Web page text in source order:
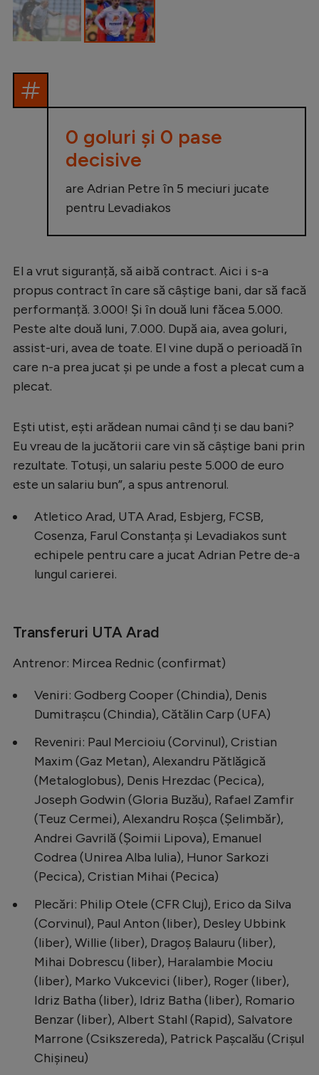
0 goluri și 0 pase
decisive
are Adrian Petre în 5 meciuri jucate
pentru Levadiakos
El a vrut siguranță, să aibă contract. Aici i s-a
propus contract în care să câștige bani, dar să facă
performanță. 3.000! Și în două luni făcea 5.000.
Peste alte două luni, 7.000. După aia, avea goluri,
assist-uri, avea de toate. El vine după o perioadă în
care n-a prea jucat și pe unde a fost a plecat cum a
plecat.
Ești utist, ești arădean numai când ți se dau bani?
Eu vreau de la jucătorii care vin să câștige bani prin
rezultate. Totuși, un salariu peste 5.000 de euro
este un salariu bun”, a spus antrenorul.
Atletico Arad, UTA Arad, Esbjerg, FCSB,
Cosenza, Farul Constanța și Levadiakos sunt
echipele pentru care a jucat Adrian Petre de-a
lungul carierei.
Transferuri UTA Arad
Antrenor: Mircea Rednic (confirmat)
Veniri: Godberg Cooper (Chindia), Denis
Dumitrașcu (Chindia), Cătălin Carp (UFA)
Reveniri: Paul Mercioiu (Corvinul), Cristian
Maxim (Gaz Metan), Alexandru Pătlăgică
(Metaloglobus), Denis Hrezdac (Pecica),
Joseph Godwin (Gloria Buzău), Rafael Zamfir
(Teuz Cermei), Alexandru Roșca (Șelimbăr),
Andrei Gavrilă (Șoimii Lipova), Emanuel
Codrea (Unirea Alba Iulia), Hunor Sarkozi
(Pecica), Cristian Mihai (Pecica)
Plecări: Philip Otele (CFR Cluj), Erico da Silva
(Corvinul), Paul Anton (liber), Desley Ubbink
(liber), Willie (liber), Dragoș Balauru (liber),
Mihai Dobrescu (liber), Haralambie Mociu
(liber), Marko Vukcevici (liber), Roger (liber),
Idriz Batha (liber), Idriz Batha (liber), Romario
Benzar (liber), Albert Stahl (Rapid), Salvatore
Marrone (Csikszereda), Patrick Pașcalău (Crișul
Chișineu)